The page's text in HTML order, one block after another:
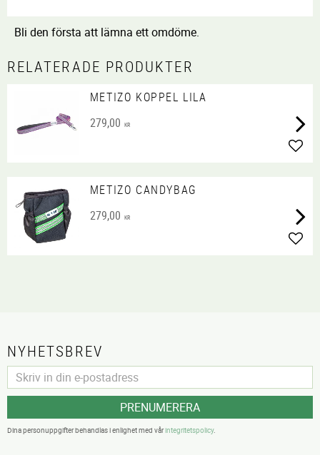
Bli den första att lämna ett omdöme.
RELATERADE PRODUKTER
METIZO KOPPEL LILA
279,00 KR
METIZO CANDYBAG
279,00 KR
NYHETSBREV
PRENUMERERA
Dina personuppgifter behandlas i enlighet med vårintegritetspolicy.